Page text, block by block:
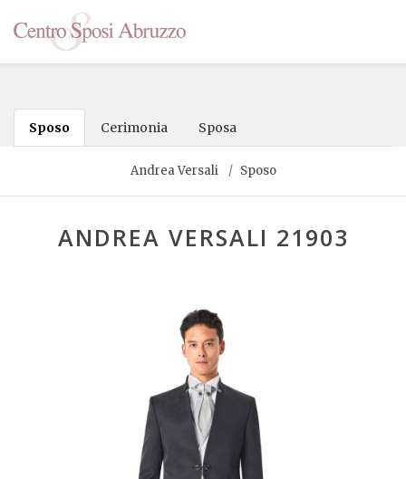
Sposo Cerimonia Sposa
Andrea Versali Sposo
ANDREA VERSALI 21903